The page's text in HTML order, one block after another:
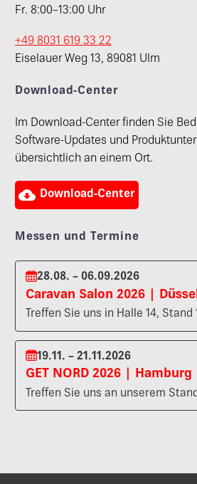
Fr. 8:00–13:00 Uhr
+49 8031 619 33 22
Eiselauer Weg 13, 89081 Ulm
Download-Center
Im Download-Center finden Sie
Software-Updates und
übersichtlich an einem Ort.
 Download-Center
Messen und Termine
28.08. – 06.09.2026
Caravan Salon 2026 |
Treffen Sie uns in Halle 14, Stand
19.11. – 21.11.2026
GET NORD 2026 | Hamburg
Treffen Sie uns an unserem